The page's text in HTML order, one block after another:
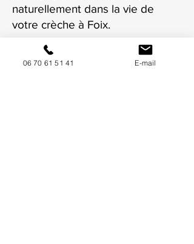
naturellement dans la vie de
votre crèche à Foix.
06 70 61 51 41 E-mail